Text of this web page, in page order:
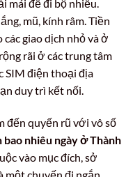
mái để đi bộ nhiều.
mũ, kính râm. Tiền
giao dịch nhỏ và ở
rãi ở các trung tâm
SIM điện thoại địa
duy trì kết nối.
đến quyến rũ với vô số
bao nhiêu ngày ở Thành
vào mục đích, sở